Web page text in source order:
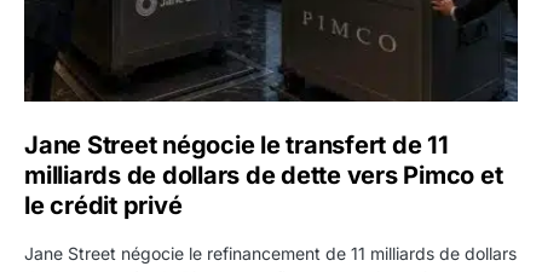
Jane Street négocie le transfert de 11
milliards de dollars de dette vers Pimco et
le crédit privé
Jane Street négocie le refinancement de 11 milliards de dollars